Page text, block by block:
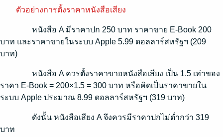
ตัวอย่างการตั้งราคาหนังสือเสียง
หนังสือ A มีราคาปก 250 บาท ราคาขาย E-Book 200
บาท และราคาขายในระบบ Apple 5.99 ดอลลาร์สหรัฐฯ (209
บาท)
หนังสือ A ควรตั้งราคาขายหนังสือเสียง เป็น 1.5 เท่าของ
ราคา E-Book = 200×1.5 = 300 บาท หรือคิดเป็นราคาขายใน
ระบบ Apple ประมาณ 8.99 ดอลลาร์สหรัฐฯ (319 บาท)
ดังนั้น หนังสือเสียง A จึงควรมีราคาปกไม่ต่ำกว่า 319
บาท